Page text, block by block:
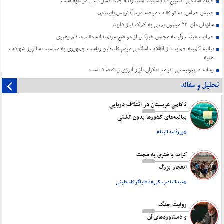
جنبش حماس: به توافقات مرحله دوم آتش‌بس پایبندیم
سازمان ملل: ۲۲ میلیون یمنی به کمک نیاز دارند
حمایت هیئت رئیسه مجلس خبرگان از مواضع عزتمندانه مقام معظم رهبری
بیانیه کمیته حمایت از انقلاب اسلامی مردم فلسطین ریاست جمهوری به مناسبت سالروز شهادت
هنیه
رسانه صهیونیستی: ترامپ نگران بازار انرژی و اقتصاد است
تحلیل و مقاله
ناکامی عربستان در ائتلاف دریایی
بیانیه‌های کشورها بدون کشتی
«روزنامه البنا»
کرانه باختری به سمت
انفجار بزرگ
«عبدالناصر مکی» تحلیلگر فلسطینی
روایت جنگ
و دستاورد‌های آن